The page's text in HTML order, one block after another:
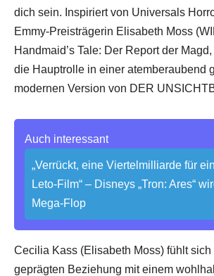
dich sein. Inspiriert von Universals
Emmy-Preisträgerin Elisabeth Moss
Handmaid’s Tale: Der Report der
die Hauptrolle in einer atemberaubend
modernen Version von DER
Auch interessant
„Verrückt, eine Viertelmilliarde für
Leto-Film“ – Disneys „Tron: Ares“
Mega-Flop
Cecilia Kass (Elisabeth Moss) fühlt
geprägten Beziehung mit einem